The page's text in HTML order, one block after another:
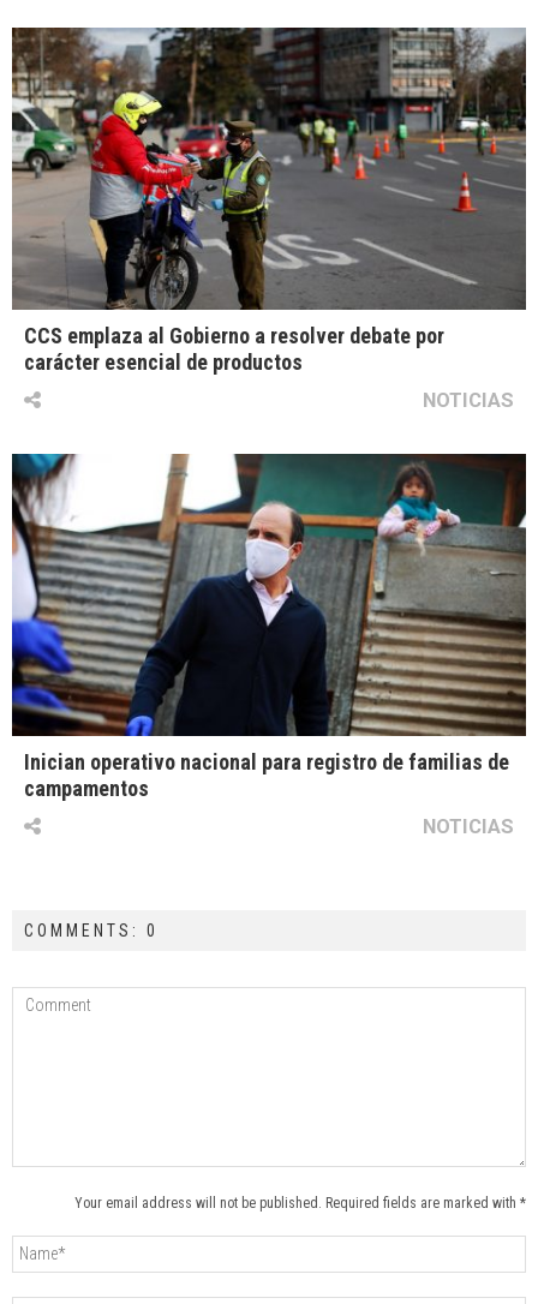
CCS emplaza al Gobierno a resolver debate por
carácter esencial de productos
NOTICIAS
Inician operativo nacional para registro de familias de
campamentos
NOTICIAS
COMMENTS: 0
Your email address will not be published. Required fields are marked with *